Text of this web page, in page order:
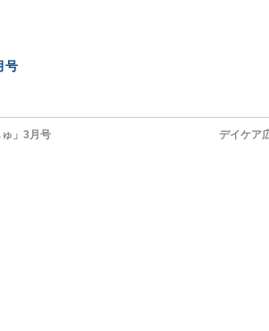
号
」3月号 デイケア